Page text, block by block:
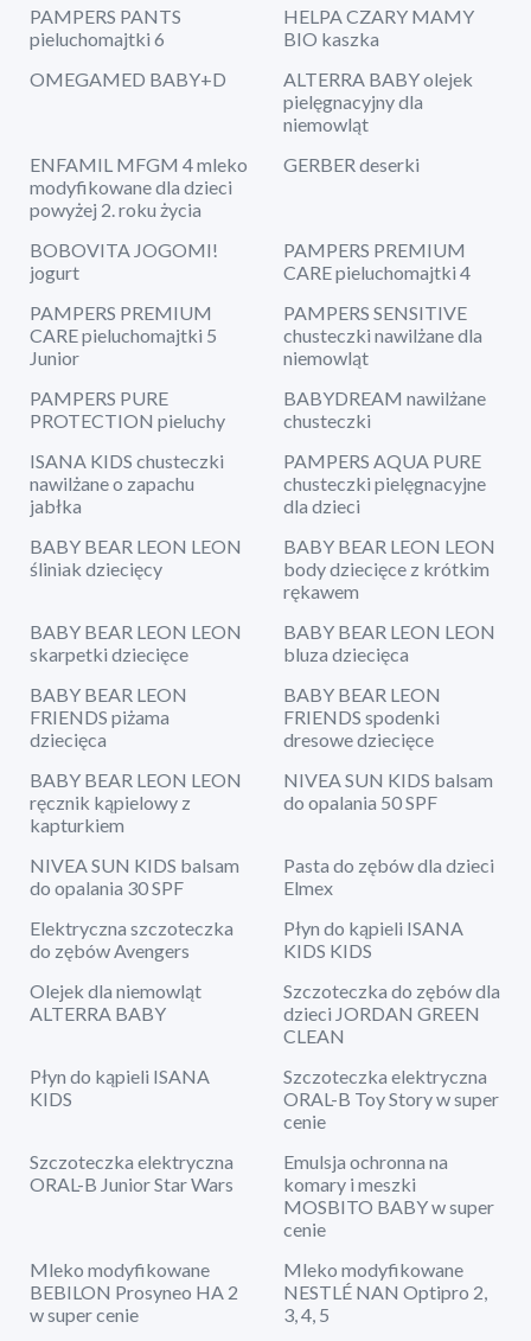
PAMPERS PANTS
pieluchomajtki 6
HELPA CZARY MAMY
BIO kaszka
OMEGAMED BABY+D
ALTERRA BABY olejek
pielęgnacyjny dla
niemowląt
ENFAMIL MFGM 4 mleko
modyfikowane dla dzieci
powyżej 2. roku życia
GERBER deserki
BOBOVITA JOGOMI!
jogurt
PAMPERS PREMIUM
CARE pieluchomajtki 4
PAMPERS PREMIUM
CARE pieluchomajtki 5
Junior
PAMPERS SENSITIVE
chusteczki nawilżane dla
niemowląt
PAMPERS PURE
PROTECTION pieluchy
BABYDREAM nawilżane
chusteczki
ISANA KIDS chusteczki
nawilżane o zapachu
jabłka
PAMPERS AQUA PURE
chusteczki pielęgnacyjne
dla dzieci
BABY BEAR LEON LEON
śliniak dziecięcy
BABY BEAR LEON LEON
body dziecięce z krótkim
rękawem
BABY BEAR LEON LEON
skarpetki dziecięce
BABY BEAR LEON LEON
bluza dziecięca
BABY BEAR LEON
FRIENDS piżama
dziecięca
BABY BEAR LEON
FRIENDS spodenki
dresowe dziecięce
BABY BEAR LEON LEON
ręcznik kąpielowy z
kapturkiem
NIVEA SUN KIDS balsam
do opalania 50 SPF
NIVEA SUN KIDS balsam
do opalania 30 SPF
Pasta do zębów dla dzieci
Elmex
Elektryczna szczoteczka
do zębów Avengers
Płyn do kąpieli ISANA
KIDS KIDS
Olejek dla niemowląt
ALTERRA BABY
Szczoteczka do zębów dla
dzieci JORDAN GREEN
CLEAN
Płyn do kąpieli ISANA
KIDS
Szczoteczka elektryczna
ORAL-B Toy Story w super
cenie
Szczoteczka elektryczna
ORAL-B Junior Star Wars
Emulsja ochronna na
komary i meszki
MOSBITO BABY w super
cenie
Mleko modyfikowane
BEBILON Prosyneo HA 2
w super cenie
Mleko modyfikowane
NESTLÉ NAN Optipro 2,
3, 4, 5